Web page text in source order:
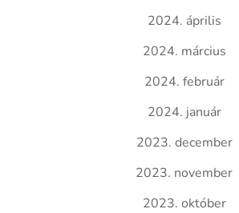
2024. április
2024. március
2024. február
2024. január
2023. december
2023. november
2023. október